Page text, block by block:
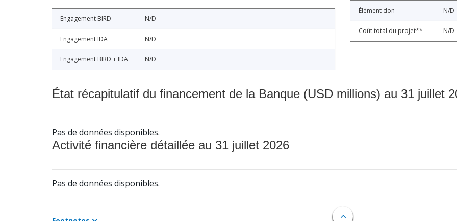
Engagement BIRD N/D
Engagement IDA N/D
Engagement BIRD + IDA N/D
Élément don N/D
Coût total du projet** N/D
État récapitulatif du financement de la Banque (USD millions) au 31 juillet
Pas de données disponibles.
Activité financière détaillée au 31 juillet 2026
Pas de données disponibles.